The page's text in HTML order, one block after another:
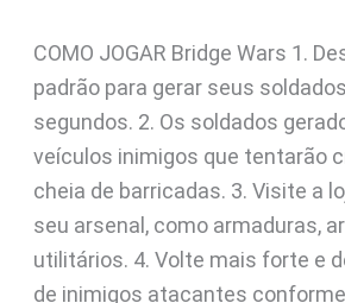
COMO JOGAR Bridge Wars 1.
padrão para gerar seus
segundos. 2. Os soldados
veículos inimigos que tentarão
cheia de barricadas. 3. Visite a
seu arsenal, como armaduras,
utilitários. 4. Volte mais forte e
de inimigos atacantes